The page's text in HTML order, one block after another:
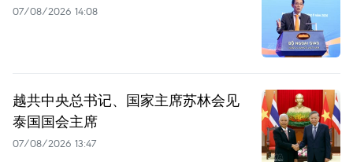
07/08/2026 14:08
越共中央总书记、国家主席苏林会见
泰国国会主席
07/08/2026 13:47